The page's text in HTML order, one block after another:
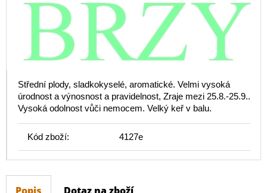
Střední plody, sladkokyselé, aromatické. Velmi vysoká
úrodnost a výnosnost a pravidelnost, Zraje mezi 25.8.-25.9..
Vysoká odolnost vůči nemocem. Velký keř v balu.
Kód zboží: 4127e
Popis Dotaz na zboží